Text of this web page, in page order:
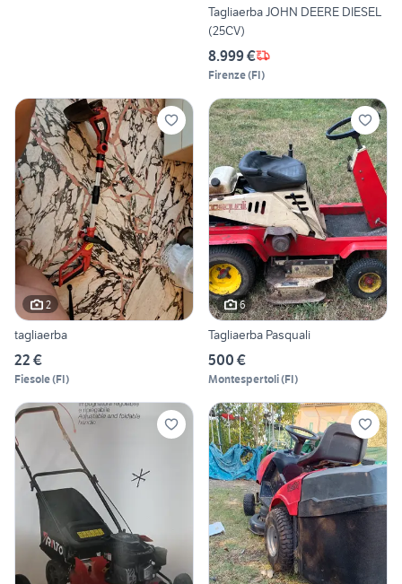
Tagliaerba JOHN DEERE DIESEL
(25CV)
8.999 €
Firenze(FI)
2
tagliaerba
22 €
Fiesole(FI)
6
Tagliaerba Pasquali
500 €
Montespertoli(FI)